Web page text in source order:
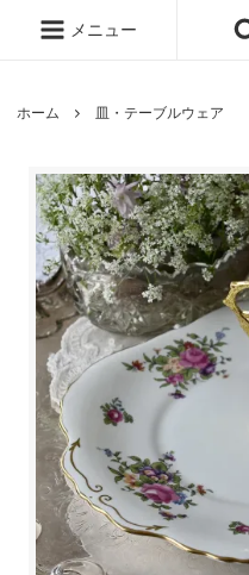
メニュー
ホーム 皿・テーブルウェア